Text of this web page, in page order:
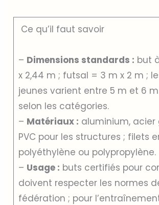
Ce qu’il faut savoir
– Dimensions standards : but
x 2,44 m ; futsal = 3 m x 2 m ;
jeunes varient entre 5 m et 6
selon les catégories.
– Matériaux : aluminium, acier
PVC pour les structures ; filets
polyéthylène ou polypropylène.
– Usage : buts certifiés pour
doivent respecter les normes
fédération ; pour